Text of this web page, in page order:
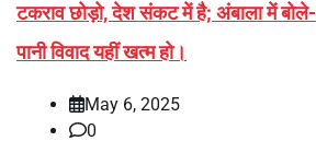
टकराव छोड़ो, देश संकट में है; अंबाला में बोले-
पानी विवाद यहीं खत्म हो।
May 6, 2025
0